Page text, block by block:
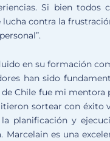
Si bien todos
contra la
en su formación
han sido
Chile fue mi mentora
sortear con éxito
planificación y
es una